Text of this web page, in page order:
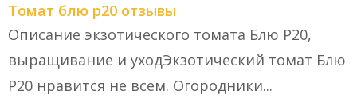
Томат блю р20 отзывы
Описание экзотического томата Блю Р20,
выращивание и уходЭкзотический томат Блю
Р20 нравится не всем. Огородники...